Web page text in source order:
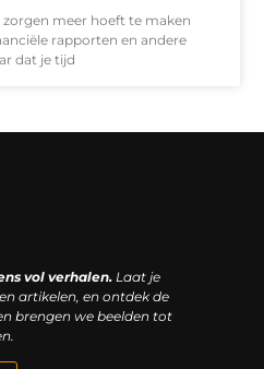
zorgen meer hoeft te maken
rapporten en andere
dat je tijd
vol verhalen.Laat je
artikelen, en ontdek de
brengen we beelden tot